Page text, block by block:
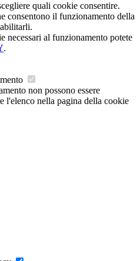
quali cookie consentire.
consentono il funzionamento della
necessari al funzionamento potete
.
non possono essere
l'elenco nella pagina della cookie